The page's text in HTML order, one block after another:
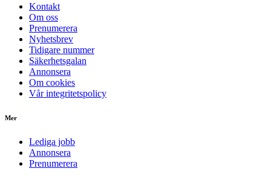
Kontakt
Om oss
Prenumerera
Nyhetsbrev
Tidigare nummer
Säkerhetsgalan
Annonsera
Om cookies
Vår integritetspolicy
Mer
Lediga jobb
Annonsera
Prenumerera